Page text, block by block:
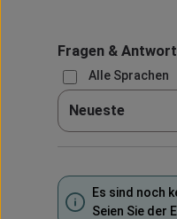
Fragen &
Alle Sprachen
Sortieren nach
Es sind noch
Seien Sie der